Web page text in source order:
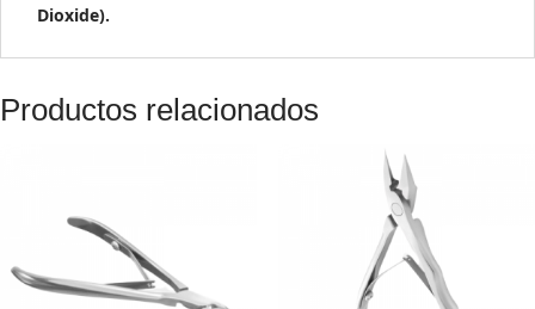
Dioxide).
Productos relacionados